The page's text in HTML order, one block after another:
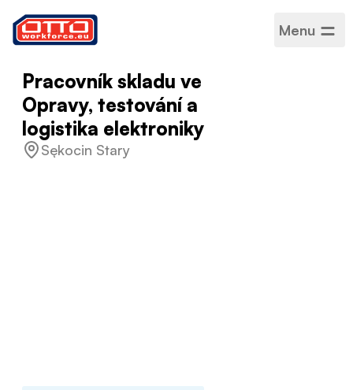
Menu
Pracovník skladu ve
Opravy, testování a
logistika elektroniky
Sękocin Stary